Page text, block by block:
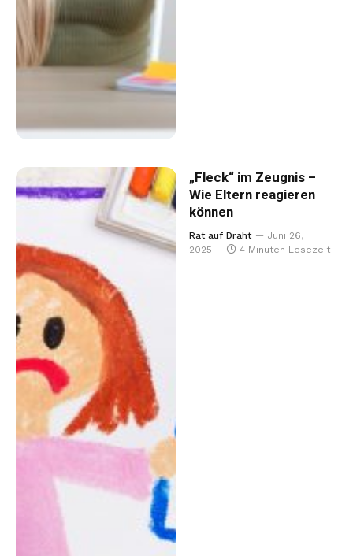
„Fleck“ im Zeugnis –
Wie Eltern reagieren
können
Rat auf Draht
Juni 26,
2025
4 Minuten Lesezeit